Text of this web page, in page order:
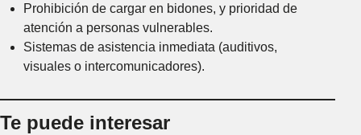
Prohibición de cargar en bidones, y prioridad de
atención a personas vulnerables.
Sistemas de asistencia inmediata (auditivos,
visuales o intercomunicadores).
Te puede interesar